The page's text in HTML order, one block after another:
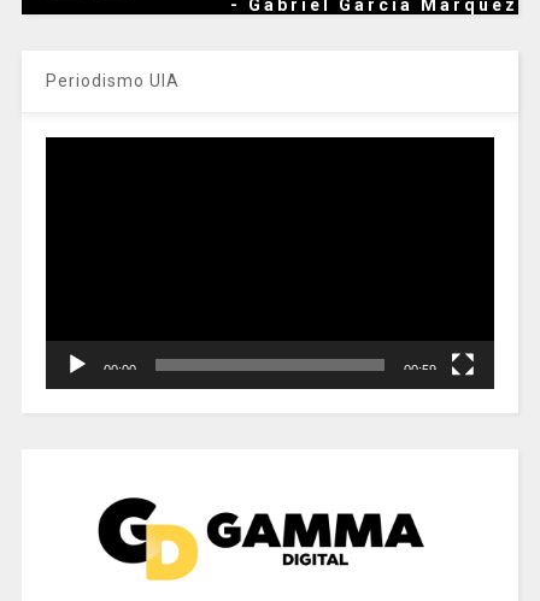
- Gabriel García Márquez
Periodismo UIA
00:00 00:59